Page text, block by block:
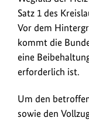
Satz 1 des
Vor dem
kommt die
eine
erforderlich ist.
Um den
sowie den